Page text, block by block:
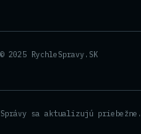
© 2025 RychleSpravy.SK
Správy sa aktualizujú priebežne.